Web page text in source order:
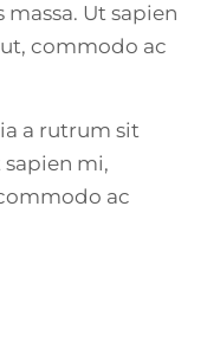
Ut sapien
commodo ac
a rutrum sit
sapien mi,
ac